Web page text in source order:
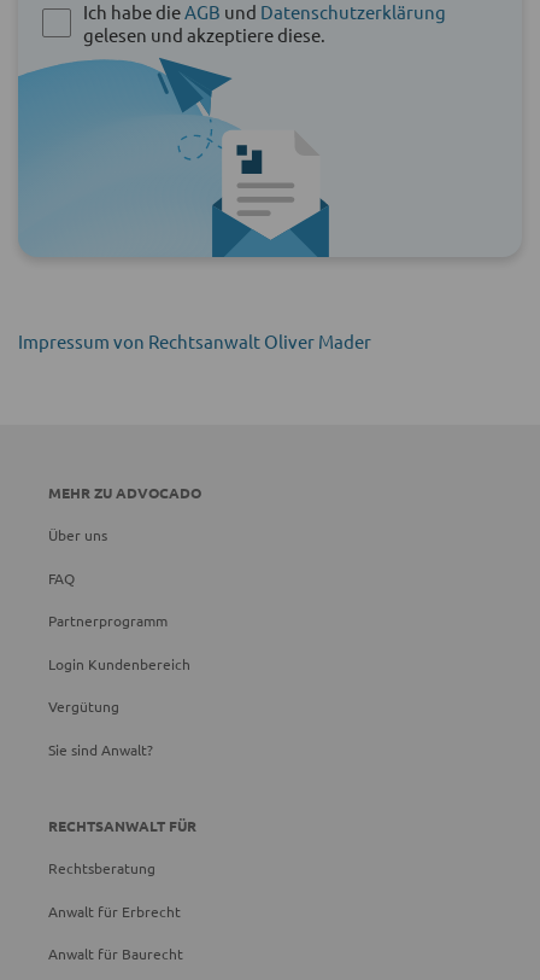
Ich habe die AGB und Datenschutzerklärung
gelesen und akzeptiere diese.
Impressum von Rechtsanwalt Oliver Mader
MEHR ZU ADVOCADO
Über uns
FAQ
Partnerprogramm
Login Kundenbereich
Vergütung
Sie sind Anwalt?
RECHTSANWALT FÜR
Rechtsberatung
Anwalt für Erbrecht
Anwalt für Baurecht